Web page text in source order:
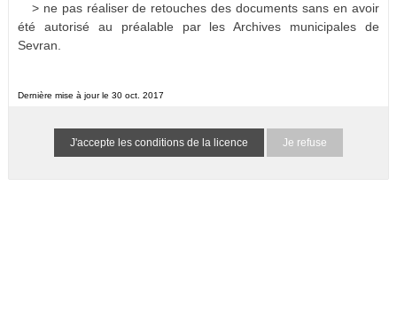
> ne pas réaliser de retouches des documents sans en avoir
été autorisé au préalable par les Archives municipales de
Sevran.
Dernière mise à jour le 30 oct. 2017
Je refuse